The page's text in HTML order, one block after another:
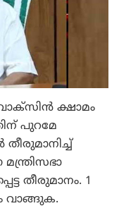
ക്ഷാമം
പുറമേ
തീരുമാനം. 1
വാങ്ങുക.